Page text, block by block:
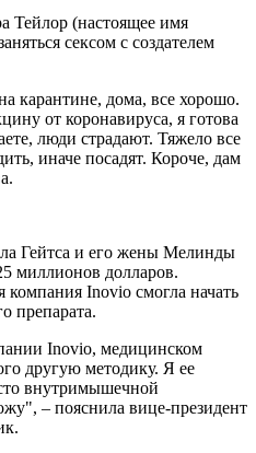
Тейлор (настоящее имя
сексом с создателем
карантине, дома, все хорошо.
от коронавируса, я готова
люди страдают. Тяжело все
иначе посадят. Короче, дам
Гейтса и его жены Мелинды
миллионов долларов.
компания Inovio смогла начать
препарата.
Inovio, медицинском
другую методику. Я ее
внутримышечной
– пояснила вице-президент